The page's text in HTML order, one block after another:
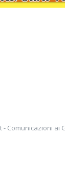
Comunicazioni ai